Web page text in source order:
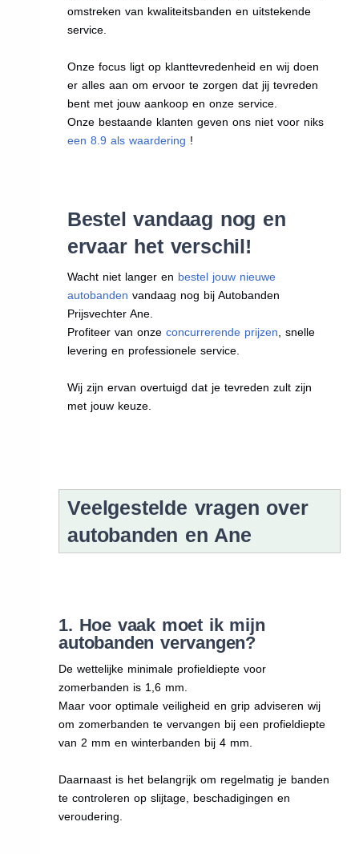
omstreken van kwaliteitsbanden en uitstekende
service.
Onze focus ligt op klanttevredenheid en wij doen
er alles aan om ervoor te zorgen dat jij tevreden
bent met jouw aankoop en onze service.
Onze bestaande klanten geven ons niet voor niks
een 8.9 als waardering !
Bestel vandaag nog en
ervaar het verschil!
Wacht niet langer en bestel jouw nieuwe
autobanden vandaag nog bij Autobanden
Prijsvechter Ane.
Profiteer van onze concurrerende prijzen , snelle
levering en professionele service.
Wij zijn ervan overtuigd dat je tevreden zult zijn
met jouw keuze.
Veelgestelde vragen over
autobanden en Ane
1. Hoe vaak moet ik mijn
autobanden vervangen?
De wettelijke minimale profieldiepte voor
zomerbanden is 1,6 mm.
Maar voor optimale veiligheid en grip adviseren wij
om zomerbanden te vervangen bij een profieldiepte
van 2 mm en winterbanden bij 4 mm.
Daarnaast is het belangrijk om regelmatig je banden
te controleren op slijtage, beschadigingen en
veroudering.